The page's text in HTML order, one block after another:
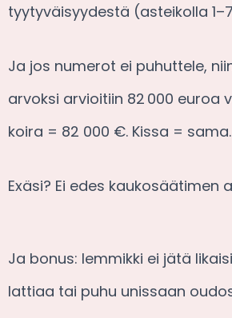
tyytyväisyydestä (asteikolla
Ja jos numerot ei puhuttele,
arvoksi arvioitiin 82 000 euroa
koira = 82 000 €. Kissa = sama.
Exäsi? Ei edes kaukosäätimen
Ja bonus: lemmikki ei jätä
lattiaa tai puhu unissaan